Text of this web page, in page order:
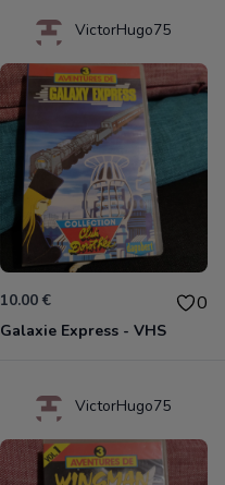
VictorHugo75
10.00 € 0
Galaxie Express - VHS
VictorHugo75